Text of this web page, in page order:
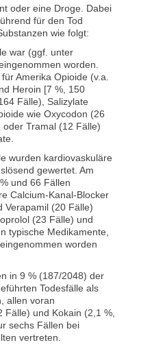
oder eine Droge. Dabei
für den Tod
wie folgt:
war (ggf. unter
worden.
Amerika Opioide (v.a.
Heroin [7 %, 150
Fälle), Salizylate
wie Oxycodon (26
Tramal (12 Fälle)
wurden kardiovaskuläre
gewertet. Am
und 66 Fällen
Calcium-Kanal-Blocker
Verapamil (20 Fälle)
(23 Fälle) und
typische Medikamente,
worden
in 9 % (187/2048) der
Todesfälle als
allen voran
Fälle) und Kokain (2,1 %,
sechs Fällen bei
vertreten.